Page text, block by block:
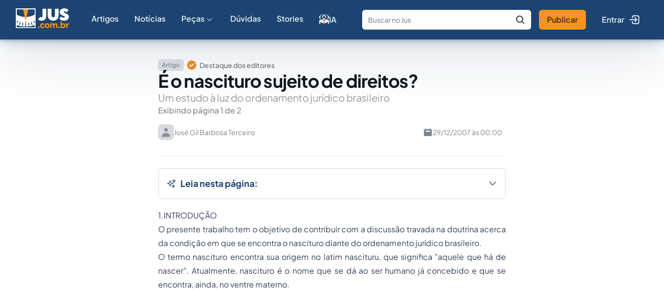
Artigos Notícias Peças Dúvidas Stories IA
Fale com a IA Buscar no Jus
Publicar Entrar
Artigo Destaque dos editores
É o nascituro sujeito de direitos?
Um estudo à luz do ordenamento jurídico brasileiro
Exibindo página 1 de 2
José Gil Barbosa Terceiro 29/12/2007 às 00:00
Leia nesta página:
1.INTRODUÇÃO
O presente trabalho tem o objetivo de contribuir com a discussão travada na doutrina acerca
da condição em que se encontra o nascituro diante do ordenamento jurídico brasileiro.
O termo nascituro encontra sua origem no latim nascituru, que significa "aquele que há de
nascer". Atualmente, nascituro é o nome que se dá ao ser humano já concebido e que se
encontra, ainda, no ventre materno.